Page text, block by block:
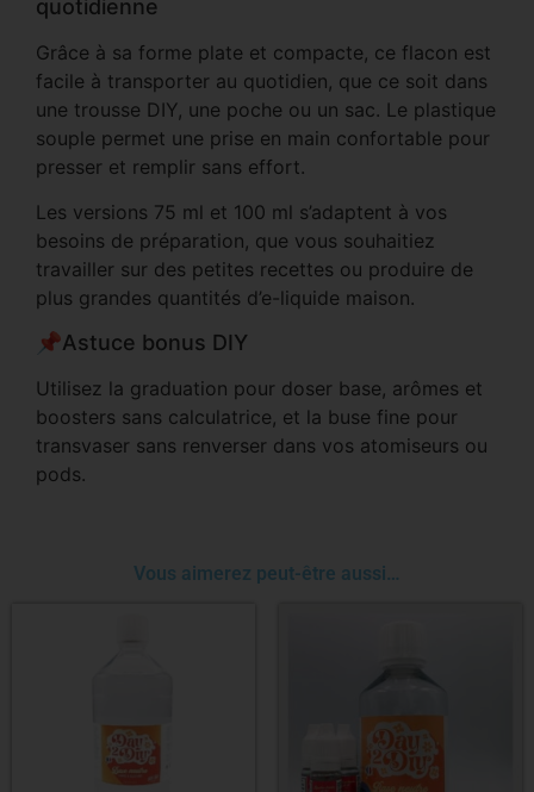
quotidienne
Grâce à sa forme plate et compacte, ce flacon est
facile à transporter au quotidien, que ce soit dans
une trousse DIY, une poche ou un sac. Le plastique
souple permet une prise en main confortable pour
presser et remplir sans effort.
Les versions 75 ml et 100 ml s’adaptent à vos
besoins de préparation, que vous souhaitiez
travailler sur des petites recettes ou produire de
plus grandes quantités d’e-liquide maison.
📌Astuce bonus DIY
Utilisez la graduation pour doser base, arômes et
boosters sans calculatrice, et la buse fine pour
transvaser sans renverser dans vos atomiseurs ou
pods.
Vous aimerez peut-être aussi…